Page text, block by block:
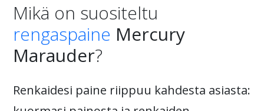
Mikä on suositeltu
rengaspaine Mercury
Marauder?
Renkaidesi paine riippuu kahdesta asiasta: